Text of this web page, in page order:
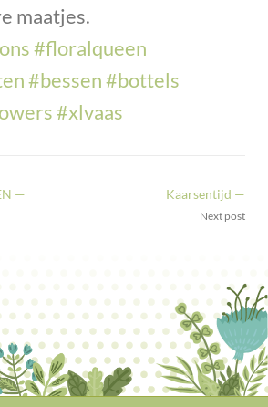
maatjes.
#floralqueen
#bessen#bottels
#xlvaas
— Kaarsentijd —
Next post